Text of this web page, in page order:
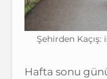
Şehirden
Hafta sonu